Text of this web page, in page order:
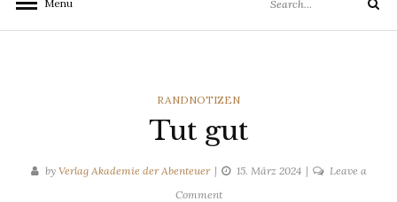
Menu
for:
Search
CATEGORIES
RANDNOTIZEN
Tut gut
by Verlag Akademie der Abenteuer 15. März 2024
Leave a
Commenton